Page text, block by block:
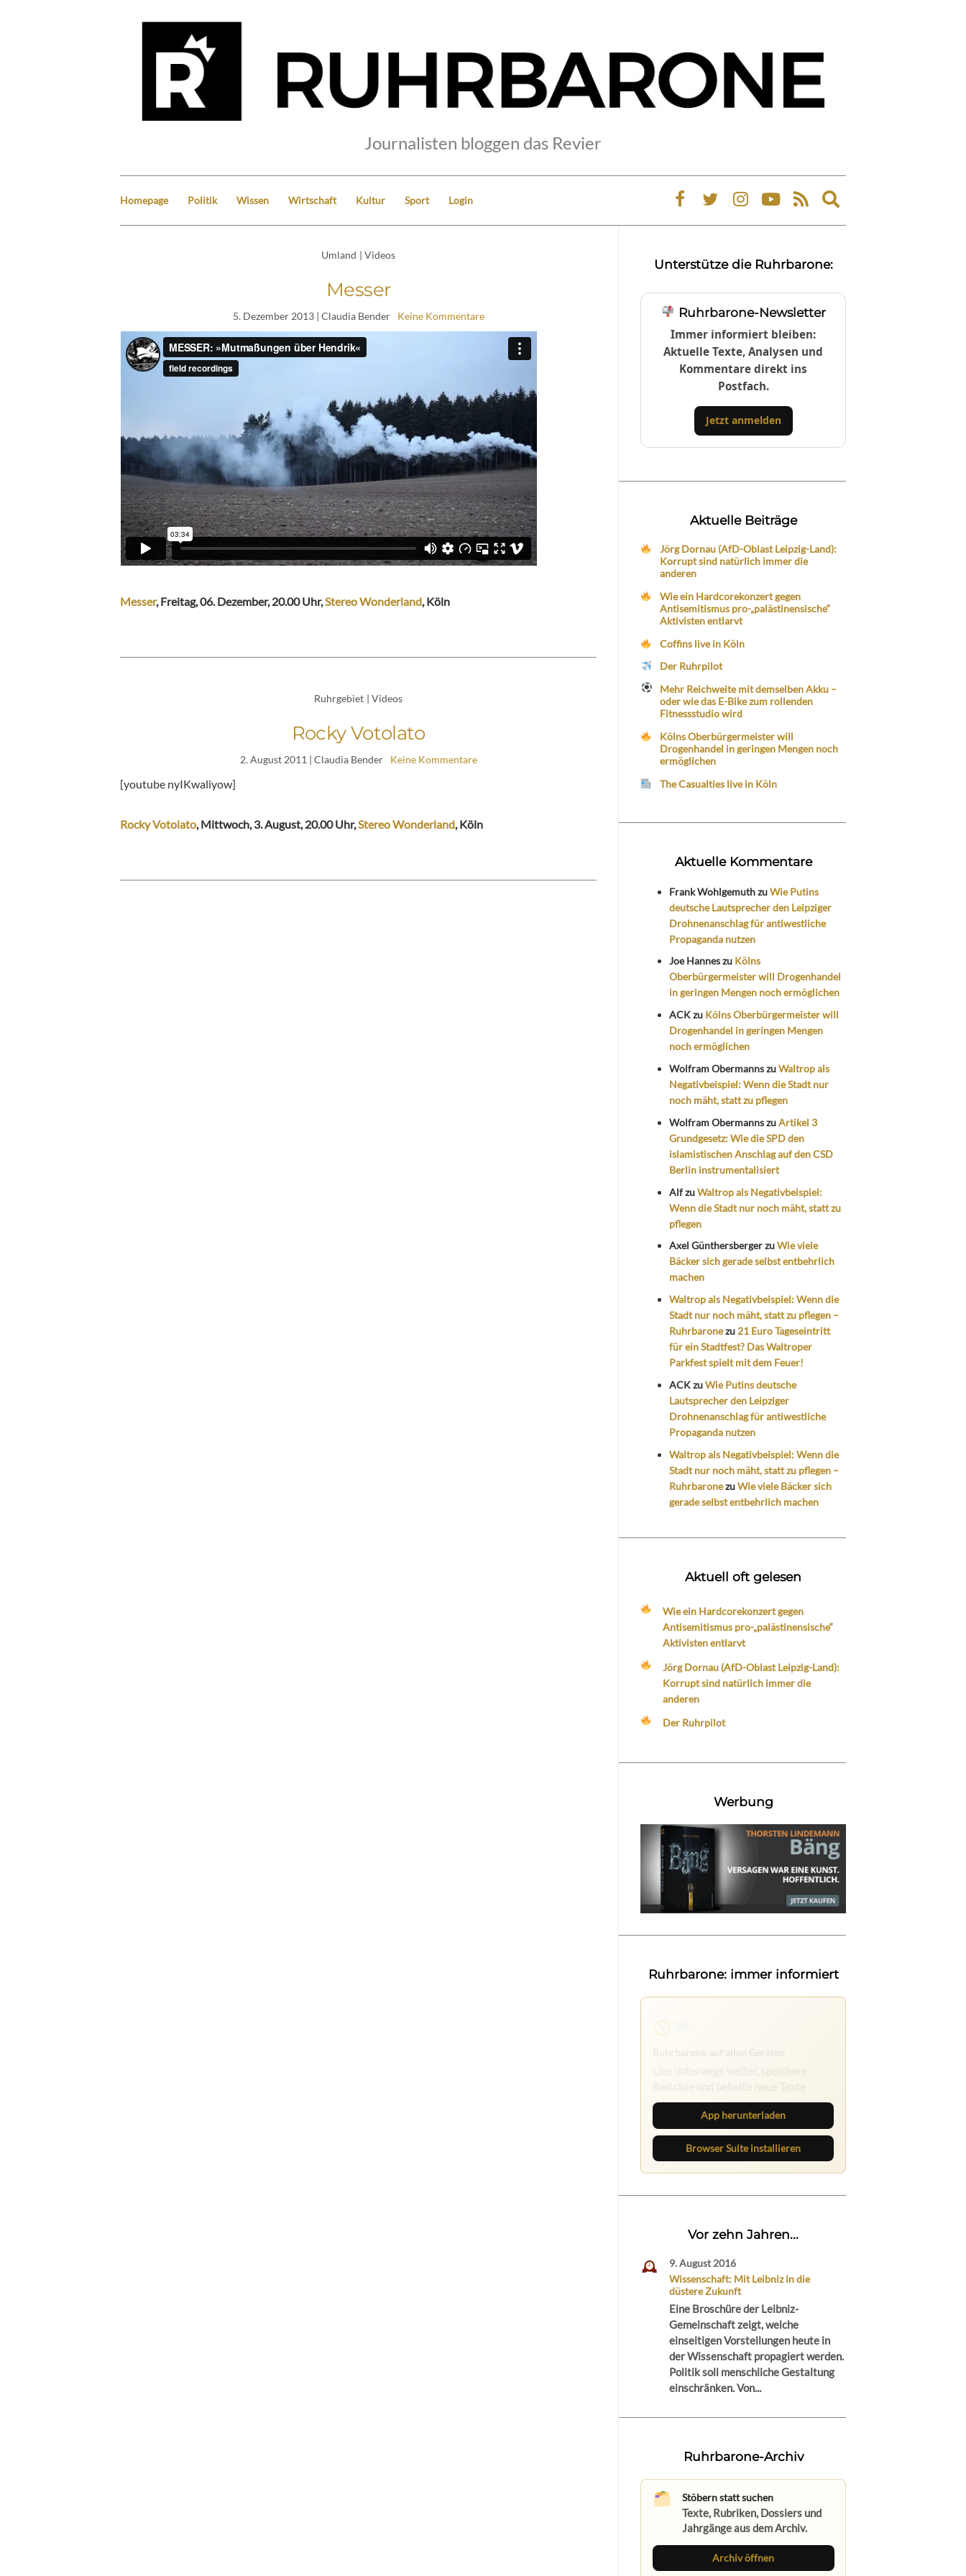
Journalisten bloggen das Revier
Homepage Politik Wissen Wirtschaft Kultur Sport Login
Expand
search
Umland | Videos
Messer
5. Dezember 2013| Claudia Bender Keine Kommentare
Messer, Freitag, 06. Dezember, 20.00 Uhr, Stereo Wonderland, Köln
Ruhrgebiet | Videos
Rocky Votolato
2. August 2011 | Claudia Bender Keine Kommentare
[youtube nyIKwaliyow]
Rocky Votolato, Mittwoch, 3. August, 20.00 Uhr, Stereo Wonderland, Köln
Unterstütze die Ruhrbarone:
Ruhrbarone-Newsletter
Immer informiert bleiben:
Aktuelle Texte, Analysen und
Kommentare direkt ins
Postfach.
Jetzt anmelden
Aktuelle Beiträge
Jörg Dornau (AfD-Oblast Leipzig-Land):
Korrupt sind natürlich immer die
anderen
Wie ein Hardcorekonzert gegen
Antisemitismus pro-„palästinensische“
Aktivisten entlarvt
Coffins live in Köln
Der Ruhrpilot
Mehr Reichweite mit demselben Akku –
oder wie das E-Bike zum rollenden
Fitnessstudio wird
Kölns Oberbürgermeister will
Drogenhandel in geringen Mengen noch
ermöglichen
The Casualties live in Köln
Aktuelle Kommentare
Frank WohlgemuthzuWie Putins
deutsche Lautsprecher den Leipziger
Drohnenanschlag für antiwestliche
Propaganda nutzen
Joe Hanneszu Kölns
Oberbürgermeister will Drogenhandel
in geringen Mengen noch ermöglichen
ACKzu Kölns Oberbürgermeister will
Drogenhandel in geringen Mengen
noch ermöglichen
Wolfram ObermannszuWaltrop als
Negativbeispiel: Wenn die Stadt nur
noch mäht, statt zu pflegen
Wolfram ObermannszuArtikel 3
Grundgesetz: Wie die SPD den
islamistischen Anschlag auf den CSD
Berlin instrumentalisiert
AlfzuWaltrop als Negativbeispiel:
Wenn die Stadt nur noch mäht, statt zu
pflegen
Axel GünthersbergerzuWie viele
Bäcker sich gerade selbst entbehrlich
machen
Waltrop als Negativbeispiel: Wenn die
Stadt nur noch mäht, statt zu pflegen –
Ruhrbaronezu 21 Euro Tageseintritt
für ein Stadtfest? Das Waltroper
Parkfest spielt mit dem Feuer!
ACKzuWie Putins deutsche
Lautsprecher den Leipziger
Drohnenanschlag für antiwestliche
Propaganda nutzen
Waltrop als Negativbeispiel: Wenn die
Stadt nur noch mäht, statt zu pflegen –
RuhrbaronezuWie viele Bäcker sich
gerade selbst entbehrlich machen
Aktuell oft gelesen
Wie ein Hardcorekonzert gegen
Antisemitismus pro-„palästinensische“
Aktivisten entlarvt
Jörg Dornau (AfD-Oblast Leipzig-Land):
Korrupt sind natürlich immer die
anderen
Der Ruhrpilot
Werbung
Ruhrbarone: immer informiert
App herunterladen
Browser Suite installieren
Vor zehn Jahren...
9. August 2016
Wissenschaft: Mit Leibniz in die
düstere Zukunft
Eine Broschüre der Leibniz-
Gemeinschaft zeigt, welche
einseitigen Vorstellungen heute in
der Wissenschaft propagiert werden.
Politik soll menschliche Gestaltung
einschränken. Von...
Ruhrbarone-Archiv
Stöbern statt suchen
Texte, Rubriken, Dossiers und
Jahrgänge aus dem Archiv.
Archiv öffnen